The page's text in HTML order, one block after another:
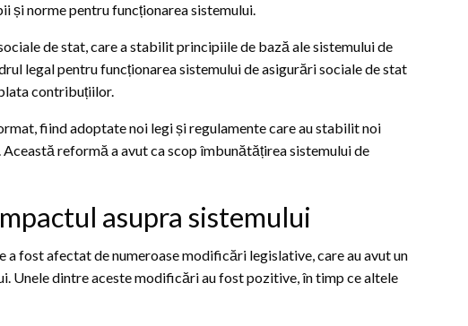
și norme pentru funcționarea sistemului.
de stat, care a stabilit principiile de bază ale sistemului de
legal pentru funcționarea sistemului de asigurări sociale de stat
contribuțiilor.
fiind adoptate noi legi și regulamente care au stabilit noi
reformă a avut ca scop îmbunătățirea sistemului de
asupra sistemului
a fost afectat de numeroase modificări legislative, care au avut un
Unele dintre aceste modificări au fost pozitive, în timp ce altele